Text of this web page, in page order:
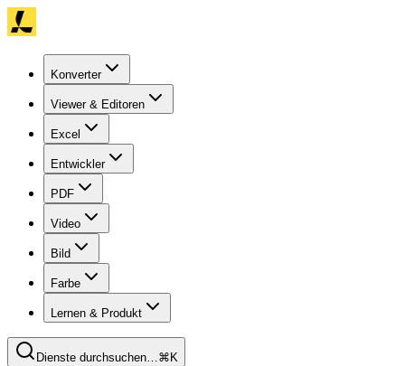
Konverter
Viewer & Editoren
Excel
Entwickler
PDF
Video
Bild
Farbe
Lernen & Produkt
Dienste durchsuchen…⌘K